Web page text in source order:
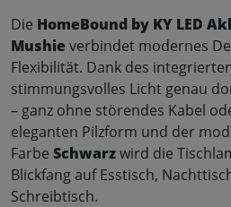
Die HomeBound by KY LED
Mushie verbindet modernes
Flexibilität. Dank des
stimmungsvolles Licht genau
– ganz ohne störendes Kabel
eleganten Pilzform und der
Farbe Schwarzwird die
Blickfang auf Esstisch,
Schreibtisch.